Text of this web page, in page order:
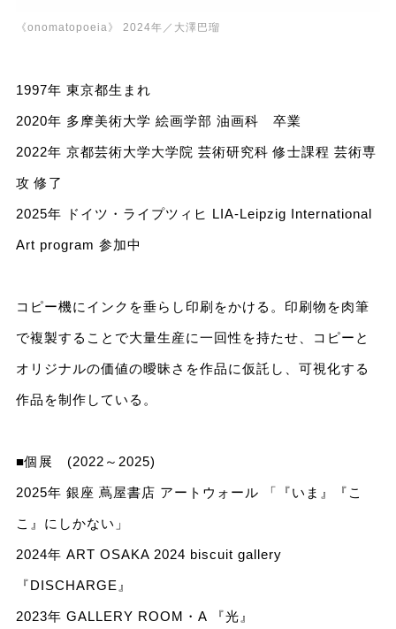
《onomatopoeia》 2024年／大澤巴瑠
1997年 東京都生まれ
2020年 多摩美術大学 絵画学部 油画科 卒業
2022年 京都芸術大学大学院 芸術研究科 修士課程 芸術専
攻 修了
2025年 ドイツ・ライプツィヒ LIA-Leipzig International
Art program 参加中
コピー機にインクを垂らし印刷をかける。印刷物を肉筆
で複製することで大量生産に一回性を持たせ、コピーと
オリジナルの価値の曖昧さを作品に仮託し、可視化する
作品を制作している。
■個展 (2022～2025)
2025年 銀座 蔦屋書店 アートウォール 「『いま』『こ
こ』にしかない」
2024年 ART OSAKA 2024 biscuit gallery
『DISCHARGE』
2023年 GALLERY ROOM・A 『光』